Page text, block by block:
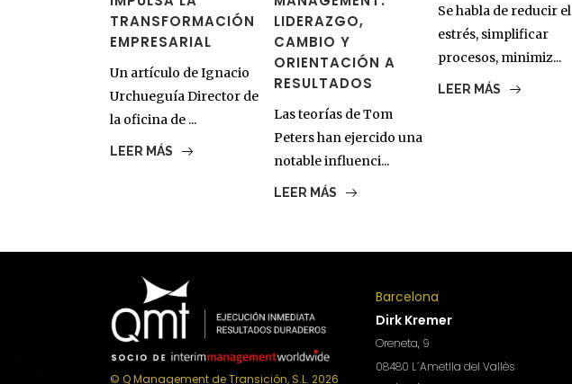
TRANSFORMACIÓN
EMPRESARIAL
Un artículo de Ignacio
Urchueguía Director de
la oficina de ...
LEER MÁS
LIDERAZGO,
CAMBIO Y
ORIENTACIÓN A
RESULTADOS
Las teorías de Tom
Peters han ejercido una
notable influenci...
LEER MÁS
Se habla de reducir el
estrés, simplificar
procesos, minimiz...
LEER MÁS
© Q Management de Transición, S.L. 2026
Barcelona
Dirk Kremer
Oreneta, 9
08480 L´Ametlla del Vallès